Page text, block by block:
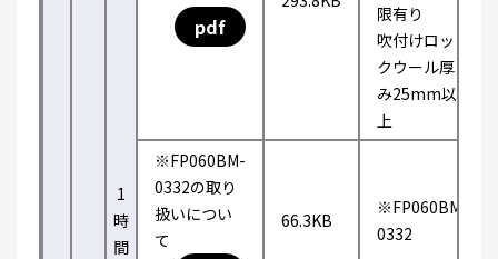
1
時
間
pdf
限有り
吹付けロッ
クウール厚
み25mm以
上
※FP060BM-
0332の取り
扱いについ
て
66.3KB
※FP060BM-
0332